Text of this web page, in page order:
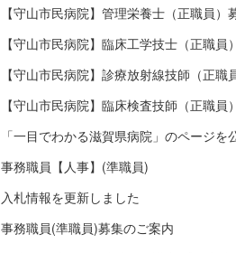
【守山市民病院】管理栄養士（正職員）
【守山市民病院】臨床工学技士（正職員
【守山市民病院】診療放射線技師（正職
【守山市民病院】臨床検査技師（正職員
「一目でわかる滋賀県病院」のページを
事務職員【人事】(準職員)
入札情報を更新しました
事務職員(準職員)募集のご案内